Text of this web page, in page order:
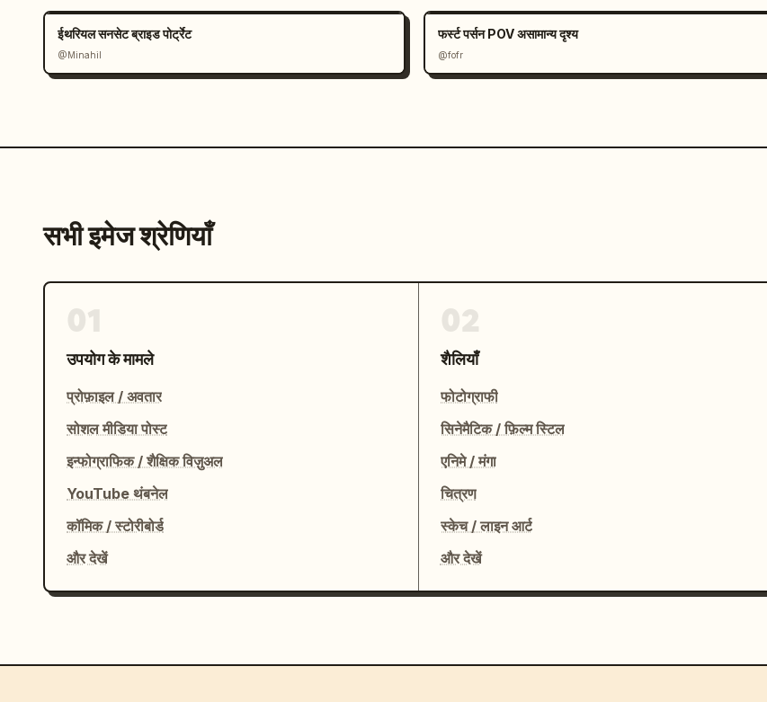
ईथरियल सनसेट ब्राइड पोर्ट्रेट
@Minahil
फर्स्ट पर्सन POV असामान्य दृश्य
@fofr
सभी इमेज श्रेणियाँ
उपयोग के मामले
प्रोफ़ाइल / अवतार
सोशल मीडिया पोस्ट
इन्फोग्राफिक / शैक्षिक विज़ुअल
YouTube थंबनेल
कॉमिक / स्टोरीबोर्ड
और देखें
शैलियाँ
फोटोग्राफी
सिनेमैटिक / फ़िल्म स्टिल
एनिमे / मंगा
चित्रण
स्केच / लाइन आर्ट
और देखें